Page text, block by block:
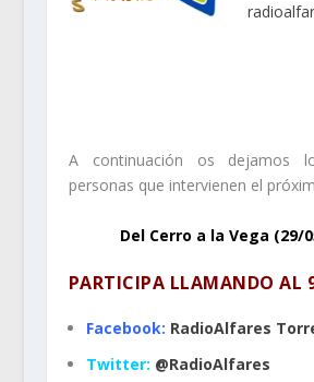
A continuación os dejamos
personas que intervienen el
Del Cerro a la Vega (29/
PARTICIPA LLAMANDO AL
Facebook: RadioAlfares
Twitter: @RadioAlfares